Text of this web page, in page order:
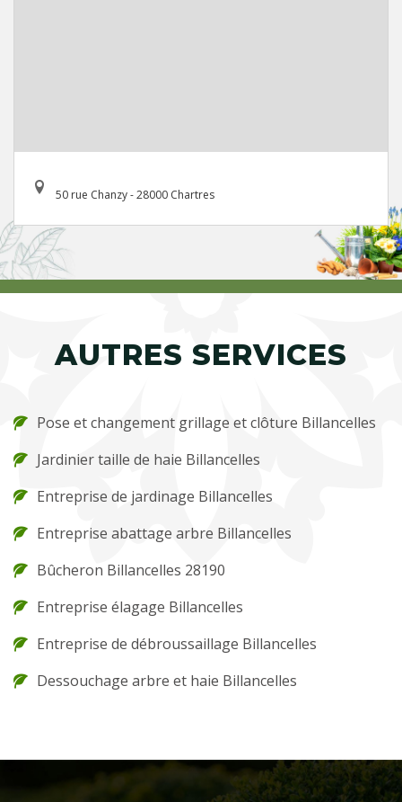
50 rue Chanzy - 28000 Chartres
AUTRES SERVICES
Pose et changement grillage et clôture Billancelles
Jardinier taille de haie Billancelles
Entreprise de jardinage Billancelles
Entreprise abattage arbre Billancelles
Bûcheron Billancelles 28190
Entreprise élagage Billancelles
Entreprise de débroussaillage Billancelles
Dessouchage arbre et haie Billancelles